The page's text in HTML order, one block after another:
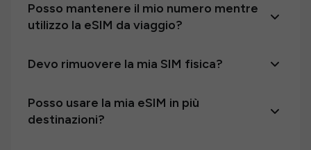
Posso mantenere il mio numero mentre
utilizzo la eSIM da viaggio?
Devo rimuovere la mia SIM fisica?
Posso usare la mia eSIM in più
destinazioni?